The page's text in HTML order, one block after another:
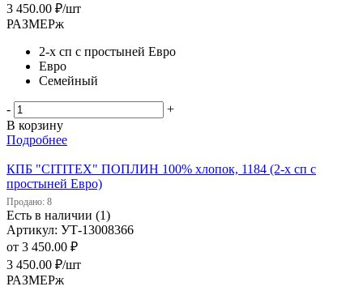
3 450.00 ₽/шт
РАЗМЕРж
2-х сп с простыней Евро
Евро
Семейный
-
+
В корзину
Подробнее
КПБ "CITITEX" ПОПЛИН 100% хлопок, 1184 (2-х сп с
простыней Евро)
Продано: 8
Есть в наличии (1)
Артикул: УТ-13008366
от 3 450.00 ₽
3 450.00 ₽/шт
РАЗМЕРж